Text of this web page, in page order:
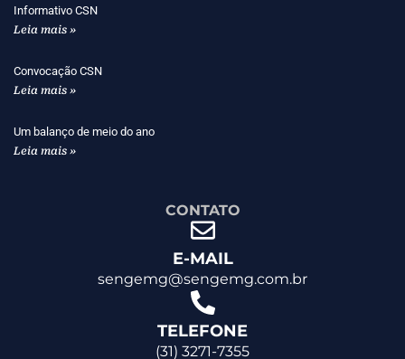
Informativo CSN
Leia mais »
Convocação CSN
Leia mais »
Um balanço de meio do ano
Leia mais »
CONTATO
E-MAIL
sengemg@sengemg.com.br
TELEFONE
(31) 3271-7355